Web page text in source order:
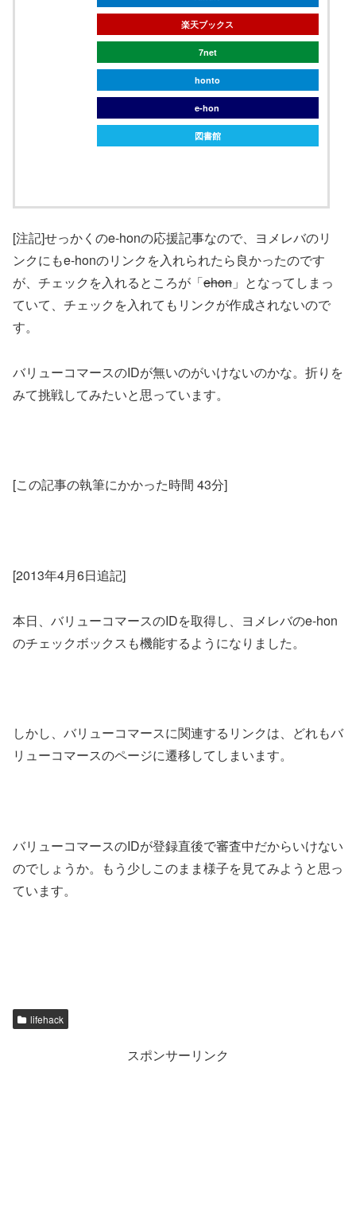
楽天ブックス
7net
honto
e-hon
図書館
[注記]せっかくのe-honの応援記事なので、ヨメレバのリ
ンクにもe-honのリンクを入れられたら良かったのです
が、チェックを入れるところが「ehon 」となってしまっ
ていて、チェックを入れてもリンクが作成されないので
す。
バリューコマースのIDが無いのがいけないのかな。折りを
みて挑戦してみたいと思っています。
[この記事の執筆にかかった時間 43分]
[2013年4月6日追記]
本日、バリューコマースのIDを取得し、ヨメレバのe-hon
のチェックボックスも機能するようになりました。
しかし、バリューコマースに関連するリンクは、どれもバ
リューコマースのページに遷移してしまいます。
バリューコマースのIDが登録直後で審査中だからいけない
のでしょうか。もう少しこのまま様子を見てみようと思っ
ています。
lifehack
スポンサーリンク